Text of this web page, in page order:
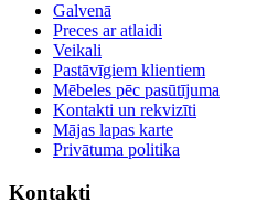
Galvenā
Preces ar atlaidi
Veikali
Pastāvīgiem klientiem
Mēbeles pēc pasūtījuma
Kontakti un rekvizīti
Mājas lapas karte
Privātuma politika
Kontakti